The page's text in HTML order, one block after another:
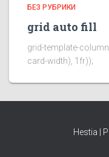
БЕЗ РУБРИКИ
grid auto fill
grid-template-
card-width), 1fr));
Hestia |